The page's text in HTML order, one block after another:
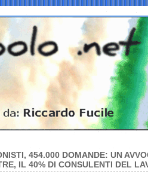
454.000 DOMANDE: UN
IL 40% DI CONSULENTI DEL